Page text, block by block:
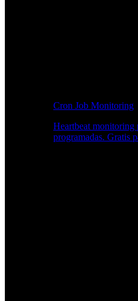
Cron Job Monitoring
Heartbeat monitoring
programadas. Gratis